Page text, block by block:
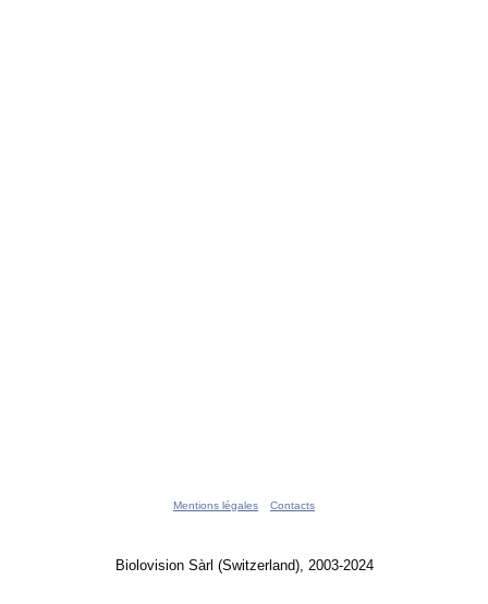
Mentions légales Contacts
Biolovision Sàrl (Switzerland), 2003-2024